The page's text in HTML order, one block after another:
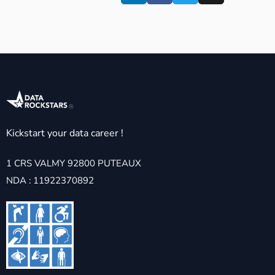
Kickstart your data career !
1 CRS VALMY 92800 PUTEAUX
NDA : 11922370892